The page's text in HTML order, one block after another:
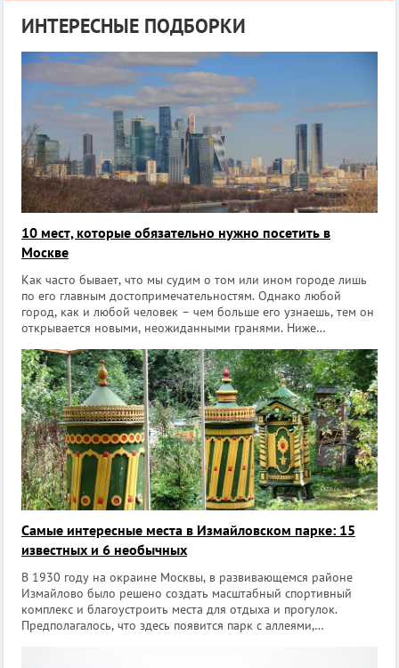
ИНТЕРЕСНЫЕ ПОДБОРКИ
10 мест, которые обязательно нужно посетить в
Москве
Как часто бывает, что мы судим о том или ином городе лишь
по его главным достопримечательностям. Однако любой
город, как и любой человек – чем больше его узнаешь, тем он
открывается новыми, неожиданными гранями. Ниже
посетить. Они очень интересны
Самые интересные места в Измайловском парке: 15
известных и 6 необычных
В 1930 году на окраине Москвы, в развивающемся районе
Измайлово было решено создать масштабный спортивный
комплекс и благоустроить места для отдыха и прогулок.
Предполагалось, что здесь появится парк с аллеями,